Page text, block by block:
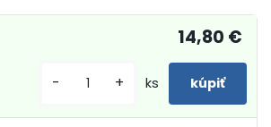
14,80 €
- + ks